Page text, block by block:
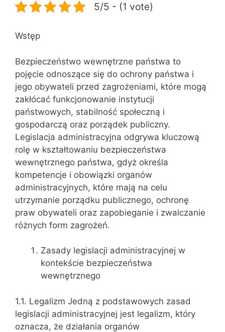
5/5 - (1 vote)
Wstęp
Bezpieczeństwo wewnętrzne państwa to
pojęcie odnoszące się do ochrony państwa i
jego obywateli przed zagrożeniami, które mogą
zakłócać funkcjonowanie instytucji
państwowych, stabilność społeczną i
gospodarczą oraz porządek publiczny.
Legislacja administracyjna odgrywa kluczową
rolę w kształtowaniu bezpieczeństwa
wewnętrznego państwa, gdyż określa
kompetencje i obowiązki organów
administracyjnych, które mają na celu
utrzymanie porządku publicznego, ochronę
praw obywateli oraz zapobieganie i zwalczanie
różnych form zagrożeń.
Zasady legislacji administracyjnej w
kontekście bezpieczeństwa
wewnętrznego
1.1. Legalizm Jedną z podstawowych zasad
legislacji administracyjnej jest legalizm, który
oznacza, że działania organów